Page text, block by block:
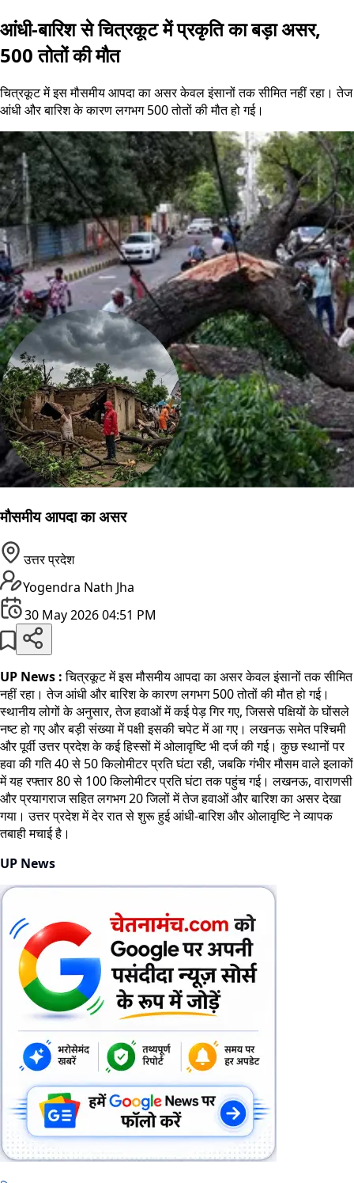
आंधी-बारिश से चित्रकूट में प्रकृति का बड़ा असर,
500 तोतों की मौत
चित्रकूट में इस मौसमीय आपदा का असर केवल इंसानों तक सीमित नहीं रहा। तेज
आंधी और बारिश के कारण लगभग 500 तोतों की मौत हो गई।
मौसमीय आपदा का असर
उत्तर प्रदेश
Yogendra Nath Jha
30 May 2026 04:51 PM
UP News :चित्रकूट में इस मौसमीय आपदा का असर केवल इंसानों तक सीमित
नहीं रहा। तेज आंधी और बारिश के कारण लगभग 500 तोतों की मौत हो गई।
स्थानीय लोगों के अनुसार, तेज हवाओं में कई पेड़ गिर गए, जिससे पक्षियों के घोंसले
नष्ट हो गए और बड़ी संख्या में पक्षी इसकी चपेट में आ गए। लखनऊ समेत पश्चिमी
और पूर्वी उत्तर प्रदेश के कई हिस्सों में ओलावृष्टि भी दर्ज की गई। कुछ स्थानों पर
हवा की गति 40 से 50 किलोमीटर प्रति घंटा रही, जबकि गंभीर मौसम वाले इलाकों
में यह रफ्तार 80 से 100 किलोमीटर प्रति घंटा तक पहुंच गई। लखनऊ, वाराणसी
और प्रयागराज सहित लगभग 20 जिलों में तेज हवाओं और बारिश का असर देखा
गया। उत्तर प्रदेश में देर रात से शुरू हुई आंधी-बारिश और ओलावृष्टि ने व्यापक
तबाही मचाई है।
UP News